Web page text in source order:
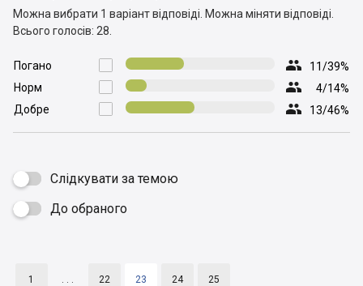
Можна вибрати 1 варіант відповіді. Можна міняти відповіді.
Всього голосів: 28.

Погано  11/39%

Норм  4/14%

Добре  13/46%
Слідкувати за темою
 До обраного
1 . . . 22 23 24 25